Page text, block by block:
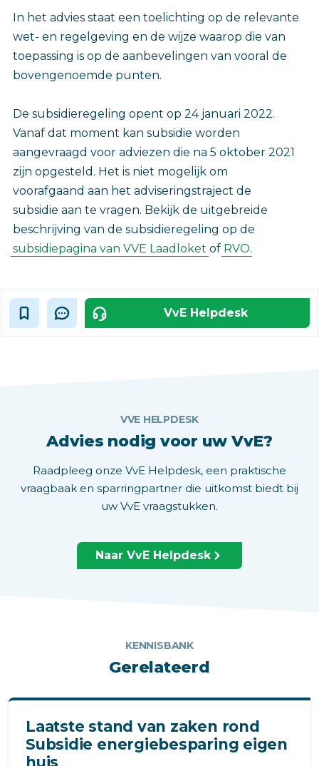
In het advies staat een toelichting op de relevante
wet- en regelgeving en de wijze waarop die van
toepassing is op de aanbevelingen van vooral de
bovengenoemde punten.
De subsidieregeling opent op 24 januari 2022.
Vanaf dat moment kan subsidie worden
aangevraagd voor adviezen die na 5 oktober 2021
zijn opgesteld. Het is niet mogelijk om
voorafgaand aan het adviseringstraject de
subsidie aan te vragen. Bekijk de uitgebreide
beschrijving van de subsidieregeling op de
subsidiepagina van VVE Laadloket of RVO.
VvE Helpdesk
VVE HELPDESK
Advies nodig voor uw VvE?
Raadpleeg onze VvE Helpdesk, een praktische
vraagbaak en sparringpartner die uitkomst biedt bij
uw VvE vraagstukken.
Naar VvE Helpdesk
KENNISBANK
Gerelateerd
Laatste stand van zaken rond
Subsidie energiebesparing eigen
huis